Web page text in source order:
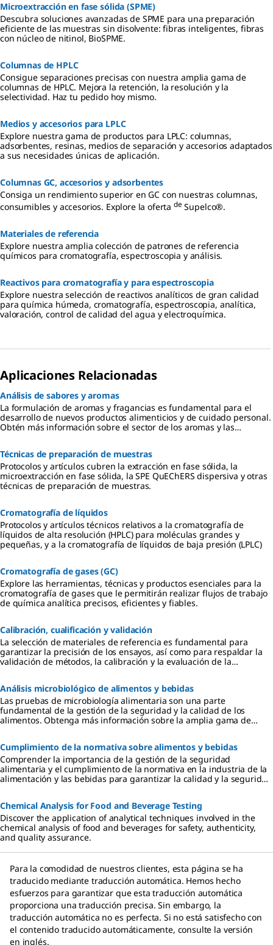
Microextracción en fase sólida (SPME)
Descubra soluciones avanzadas de SPME para una preparación
eficiente de las muestras sin disolvente: fibras inteligentes, fibras
con núcleo de nitinol, BioSPME.
Columnas de HPLC
Consigue separaciones precisas con nuestra amplia gama de
columnas de HPLC. Mejora la retención, la resolución y la
selectividad. Haz tu pedido hoy mismo.
Medios y accesorios para LPLC
Explore nuestra gama de productos para LPLC: columnas,
adsorbentes, resinas, medios de separación y accesorios adaptados
a sus necesidades únicas de aplicación.
Columnas GC, accesorios y adsorbentes
Consiga un rendimiento superior en GC con nuestras columnas,
consumibles y accesorios. Explore la oferta de Supelco®.
Materiales de referencia
Explore nuestra amplia colección de patrones de referencia
químicos para cromatografía, espectroscopia y análisis.
Reactivos para cromatografía y para espectroscopia
Explore nuestra selección de reactivos analíticos de gran calidad
para química húmeda, cromatografía, espectroscopia, analítica,
valoración, control de calidad del agua y electroquímica.
Aplicaciones Relacionadas
Análisis de sabores y aromas
La formulación de aromas y fragancias es fundamental para el
desarrollo de nuevos productos alimenticios y de cuidado personal.
Obtén más información sobre el sector de los aromas y las
Técnicas de preparación de muestras
Protocolos y artículos cubren la extracción en fase sólida, la
microextracción en fase sólida, la SPE QuEChERS dispersiva y otras
técnicas de preparación de muestras.
Cromatografía de líquidos
Protocolos y artículos técnicos relativos a la cromatografía de
líquidos de alta resolución (HPLC) para moléculas grandes y
pequeñas, y a la cromatografía de líquidos de baja presión (LPLC)
Cromatografía de gases (GC)
Explore las herramientas, técnicas y productos esenciales para la
cromatografía de gases que le permitirán realizar flujos de trabajo
de química analítica precisos, eficientes y fiables.
Calibración, cualificación y validación
La selección de materiales de referencia es fundamental para
garantizar la precisión de los ensayos, así como para respaldar la
validación de métodos, la calibración y la evaluación de la
Análisis microbiológico de alimentos y bebidas
Las pruebas de microbiología alimentaria son una parte
fundamental de la gestión de la seguridad y la calidad de los
alimentos. Obtenga más información sobre la amplia gama de
Cumplimiento de la normativa sobre alimentos y bebidas
Comprender la importancia de la gestión de la seguridad
alimentaria y el cumplimiento de la normativa en la industria de la
alimentación y las bebidas para garantizar la calidad y la seguridad
Chemical Analysis for Food and Beverage Testing
Discover the application of analytical techniques involved in the
chemical analysis of food and beverages for safety, authenticity,
and quality assurance.
Para la comodidad de nuestros clientes, esta página se ha
traducido mediante traducción automática. Hemos hecho
esfuerzos para garantizar que esta traducción automática
proporciona una traducción precisa. Sin embargo, la
traducción automática no es perfecta. Si no está satisfecho con
el contenido traducido automáticamente, consulte la versión
en inglés.